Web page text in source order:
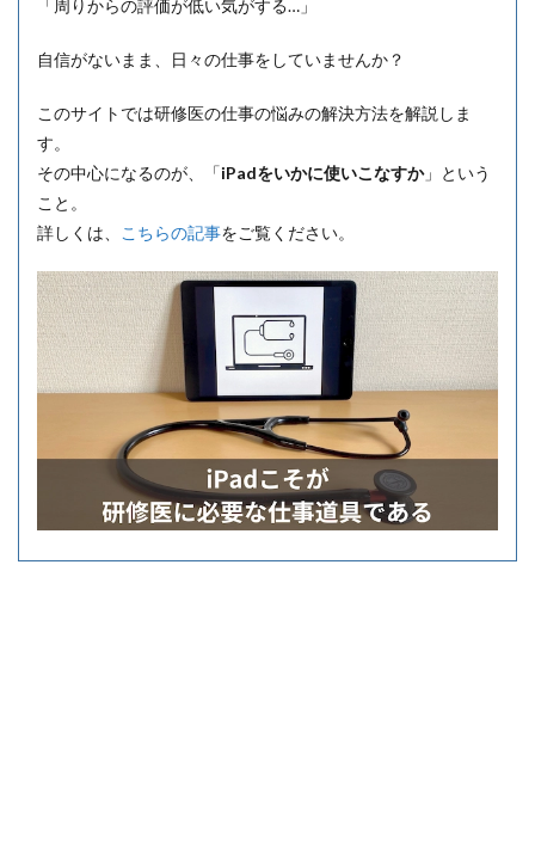
「周りからの評価が低い気がする…」
自信がないまま、日々の仕事をしていませんか？
このサイトでは研修医の仕事の悩みの解決方法を解説しま
す。
その中心になるのが、「iPadをいかに使いこなすか」という
こと。
詳しくは、
こちらの記事をご覧ください。